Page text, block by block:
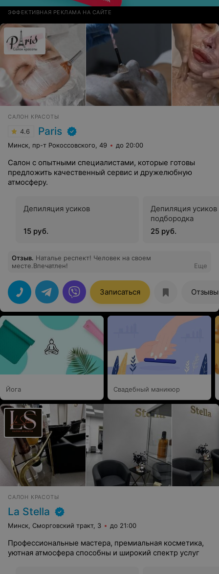
ЭФФЕКТИВНАЯ РЕКЛАМА НА САЙТЕ
САЛОН КРАСОТЫ
4.6 Paris
Минск, пр-т Рокоссовского, 49 до 20:00
Салон с опытными специалистами, которые готовы
предложить качественный сервис и дружелюбную
атмосферу.
Депиляция усиков
15 руб.
Депиляция усиков
подбородка
25 руб.
Отзыв. Наталье респект! Человек на своем
месте.Впечатлен!
Еще
Записаться Отзывы
Йога Свадебный маникюр
САЛОН КРАСОТЫ
La Stella
Минск, Сморговский тракт, 3 до 21:00
Профессиональные мастера, премиальная косметика,
уютная атмосфера способны и широкий спектр услуг